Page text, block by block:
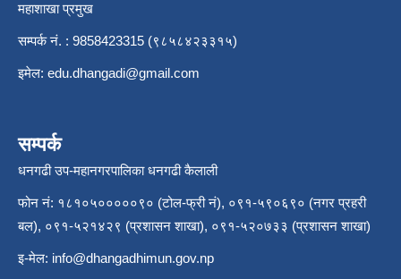
महाशाखा प्रमुख
सम्पर्क नं. : 9858423315 (९८५८४२३३१५)
इमेल: edu.dhangadi@gmail.com
सम्पर्क
धनगढी उप-महानगरपालिका धनगढी कैलाली
फोन नं: १८१०५०००००९० (टोल-फ्री नं), ०९१-५९०६९० (नगर प्रहरी
बल), ०९१-५२१४२९ (प्रशासन शाखा), ०९१-५२०७३३ (प्रशासन शाखा)
इ-मेल: info@dhangadhimun.gov.np